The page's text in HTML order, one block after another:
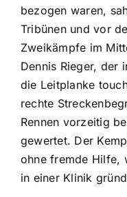
bezogen waren,
Tribünen und vor
Zweikämpfe im
Dennis Rieger, der
die Leitplanke
rechte
Rennen vorzeitig
gewertet. Der
ohne fremde Hilfe,
in einer Klinik